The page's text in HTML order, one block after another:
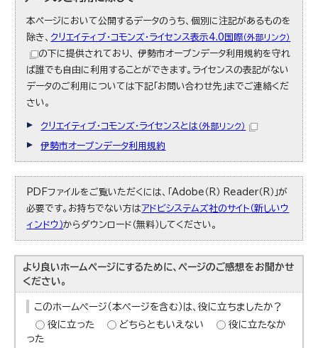
本ページにおいて公開するデータのうち、個別に注記があるものを
除き、 クリエイティブ・コモンズ・ライセンス表示4.0国際（外部リンク）
の下に提供されており、 伊勢市オープンデータ利用規約を守れ
ば誰でも自由に利用することができます。ライセンスの表記がない
データのご利用については下記「お問い合わせ先」までご連絡くだ
さい。
クリエイティブ・コモンズ・ライセンスとは （外部リンク）
伊勢市オープンデータ利用規約
PDFファイルをご覧いただくには、「Adobe（R） Reader（R）」が
必要です。お持ちでない方は アドビシステムズ社のサイト（新しいウ
ィンドウ）からダウンロード（無料）してください。
より良いホームページにするために、ページのご感想をお聞かせ
ください。
このホームページ（本ページを含む）は、役に立ちましたか？
役に立った
どちらともいえない
役に立たなか
った